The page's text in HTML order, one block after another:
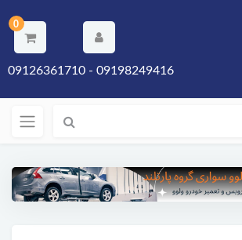
0
09198249416 - 09126361710